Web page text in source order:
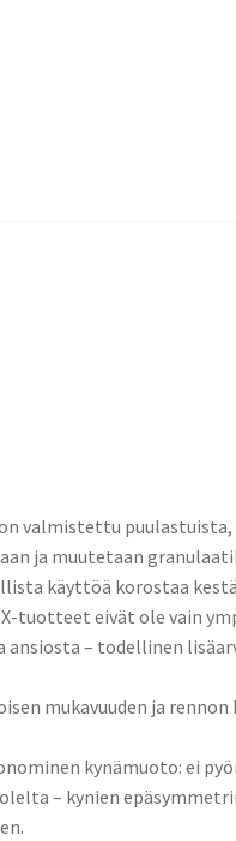
valmistettu
ja muutetaan
käyttöä korostaa
tuotteet eivät ole vain
ansiosta – todellinen
mukavuuden ja
kynämuoto: ei
– kynien